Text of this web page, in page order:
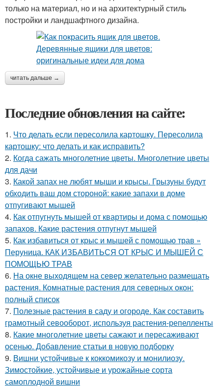
только на материал, но и на архитектурный стиль
постройки и ландшафтного дизайна.
читать дальше →
Последние обновления на сайте:
1. Что делать если пересолила картошку. Пересолила
картошку: что делать и как исправить?
2. Когда сажать многолетние цветы. Многолетние цветы
для дачи
3. Какой запах не любят мыши и крысы. Грызуны будут
обходить ваш дом стороной: какие запахи в доме
отпугивают мышей
4. Как отпугнуть мышей от квартиры и дома с помощью
запахов. Какие растения отпугнут мышей
5. Как избавиться от крыс и мышей с помощью трав »
Перуница. КАК ИЗБАВИТЬСЯ ОТ КРЫС И МЫШЕЙ С
ПОМОЩЬЮ ТРАВ
6. На окне выходящем на север желательно размещать
растения. Комнатные растения для северных окон:
полный список
7. Полезные растения в саду и огороде. Как составить
грамотный севооборот, используя растения-репелленты
8. Какие многолетние цветы сажают и пересаживают
осенью. Добавление статьи в новую подборку
9. Вишни устойчивые к коккомикозу и монилиозу.
Зимостойкие, устойчивые и урожайные сорта
самоплодной вишни